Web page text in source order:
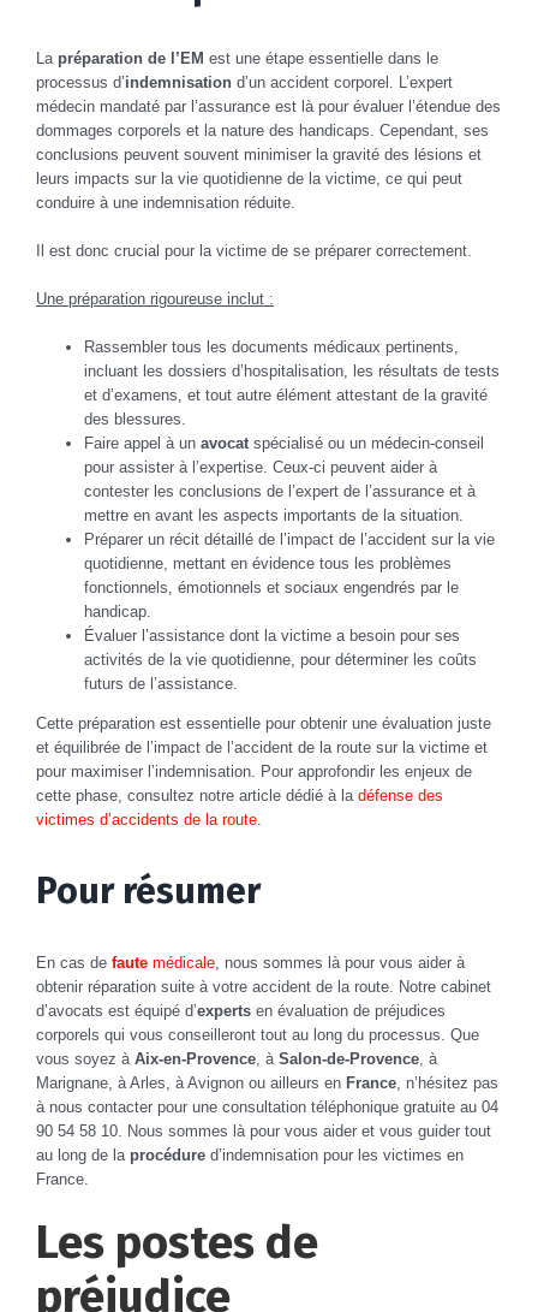
La préparation de l’EM est une étape essentielle dans le
processus d’indemnisation d’un accident corporel. L’expert
médecin mandaté par l’assurance est là pour évaluer l’étendue des
dommages corporels et la nature des handicaps. Cependant, ses
conclusions peuvent souvent minimiser la gravité des lésions et
leurs impacts sur la vie quotidienne de la victime, ce qui peut
conduire à une indemnisation réduite.
Il est donc crucial pour la victime de se préparer correctement.
Une préparation rigoureuse inclut :
Rassembler tous les documents médicaux pertinents,
incluant les dossiers d’hospitalisation, les résultats de tests
et d’examens, et tout autre élément attestant de la gravité
des blessures.
Faire appel à un avocat spécialisé ou un médecin-conseil
pour assister à l’expertise. Ceux-ci peuvent aider à
contester les conclusions de l’expert de l’assurance et à
mettre en avant les aspects importants de la situation.
Préparer un récit détaillé de l’impact de l’accident sur la vie
quotidienne, mettant en évidence tous les problèmes
fonctionnels, émotionnels et sociaux engendrés par le
handicap.
Évaluer l’assistance dont la victime a besoin pour ses
activités de la vie quotidienne, pour déterminer les coûts
futurs de l’assistance.
Cette préparation est essentielle pour obtenir une évaluation juste
et équilibrée de l’impact de l’accident de la route sur la victime et
pour maximiser l’indemnisation. Pour approfondir les enjeux de
cette phase, consultez notre article dédié à la défense des
victimes d’accidents de la route
Pour résumer
En cas de faute médicale , nous sommes là pour vous aider à
obtenir réparation suite à votre accident de la route. Notre cabinet
d’avocats est équipé d’experts en évaluation de préjudices
corporels qui vous conseilleront tout au long du processus. Que
vous soyez à Aix-en-Provence , à Salon-de-Provence , à
Marignane, à Arles, à Avignon ou ailleurs en France , n’hésitez pas
à nous contacter pour une consultation téléphonique gratuite au 04
90 54 58 10. Nous sommes là pour vous aider et vous guider tout
au long de la procédure d’indemnisation pour les victimes en
France.
Les postes de
préjudice